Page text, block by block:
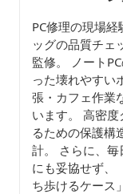
PC修理の現場
ッグの品質チェ
監修。 ノート
った壊れやすい
張・カフェ作業
います。 高密
るための保護構
計。 さらに、
にも妥協せず、
ち歩けるケース